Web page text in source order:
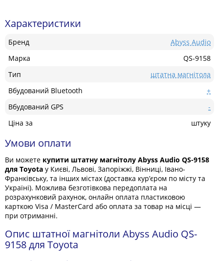
Характеристики
Бренд
Abyss Audio
Марка
QS-9158
Тип
штатна магнітола
Вбудований Bluetooth
+
Вбудований GPS
-
Ціна за
штуку
Умови оплати
Ви можете купити штатну магнітолу Abyss Audio QS-9158
для Toyota у Києві, Львові, Запоріжжі, Вінниці, Івано-
Франківську, та інших містах (доставка кур’єром по місту та
Україні). Можлива безготівкова передоплата на
розрахунковий рахунок, онлайн оплата пластиковою
карткою Visa / MasterCard або оплата за товар на місці —
при отриманні.
Опис штатної магнітоли Abyss Audio QS-
9158 для Toyota